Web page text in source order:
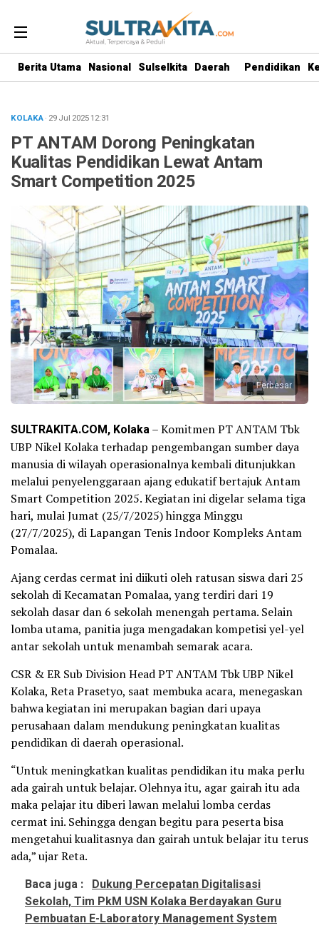
Berita Utama Nasional Sulselkita Daerah Pendidikan
KOLAKA· 29 Jul 202512:31
PT ANTAM Dorong Peningkatan
Kualitas Pendidikan Lewat Antam
Smart Competition 2025
Perbesar
SULTRAKITA.COM, Kolaka– Komitmen PT ANTAM Tbk
UBP Nikel Kolaka terhadap pengembangan sumber daya
manusia di wilayah operasionalnya kembali ditunjukkan
melalui penyelenggaraan ajang edukatif bertajuk Antam
Smart Competition 2025. Kegiatan ini digelar selama tiga
hari, mulai Jumat (25/7/2025) hingga Minggu
(27/7/2025), di Lapangan Tenis Indoor Kompleks Antam
Pomalaa.
Ajang cerdas cermat ini diikuti oleh ratusan siswa dari 25
sekolah di Kecamatan Pomalaa, yang terdiri dari 19
sekolah dasar dan 6 sekolah menengah pertama. Selain
lomba utama, panitia juga mengadakan kompetisi yel-yel
antar sekolah untuk menambah semarak acara.
CSR & ER Sub Division Head PT ANTAM Tbk UBP Nikel
Kolaka, Reta Prasetyo, saat membuka acara, menegaskan
bahwa kegiatan ini merupakan bagian dari upaya
perusahaan dalam mendukung peningkatan kualitas
pendidikan di daerah operasional.
“Untuk meningkatkan kualitas pendidikan itu maka perlu
ada gairah untuk belajar. Olehnya itu, agar gairah itu ada
maka pelajar itu diberi lawan melalui lomba cerdas
cermat ini. Sehingga dengan begitu para peserta bisa
mengetahui kualitasnya dan gairah untuk belajar itu terus
ada,” ujar Reta.
Baca juga : Dukung Percepatan Digitalisasi
Sekolah, Tim PkM USN Kolaka Berdayakan Guru
Pembuatan E-Laboratory Management System